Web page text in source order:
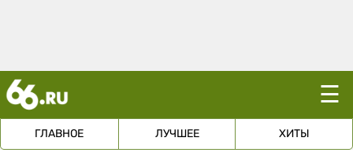
☰
ГЛАВНОЕ ЛУЧШЕЕ ХИТЫ